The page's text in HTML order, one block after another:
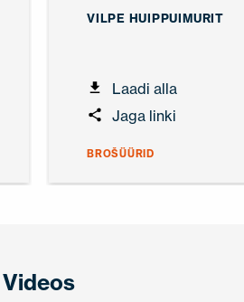
VILPE HUIPPUIMURIT
Laadi alla
Jaga linki
BROŠÜÜRID
Videos